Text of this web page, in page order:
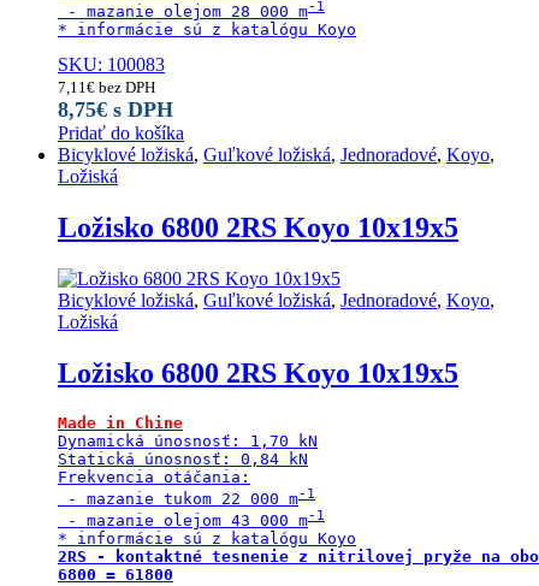
- mazanie olejom 28 000 m
* informácie sú z katalógu Koyo
SKU: 100083
7,11 € bez DPH
8,75€ s DPH
Pridať do košíka
Bicyklové ložiská, Guľkové ložiská, Jednoradové, Koyo,
Ložiská
Ložisko 6800 2RS Koyo 10x19x5
Bicyklové ložiská, Guľkové ložiská, Jednoradové, Koyo,
Ložiská
Ložisko 6800 2RS Koyo 10x19x5
Made in Chine
Dynamická únosnosť: 1,70 kN
Statická únosnosť: 0,84 kN
Frekvencia otáčania:
- mazanie tukom 22 000 m
- mazanie olejom 43 000 m
2RS - kontaktné tesnenie z nitrilovej pryže na
6800 = 61800